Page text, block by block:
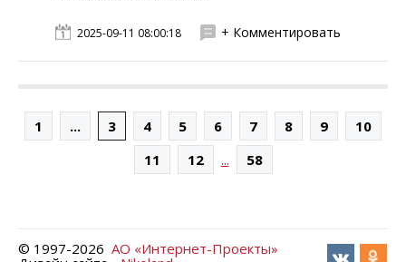
2025-09-11 08:00:18 + Комментировать
1 ... 3 4 5 6 7 8 9
10
11
12 ... 58
© 1997-2026 АО «Интернет-Проекты»